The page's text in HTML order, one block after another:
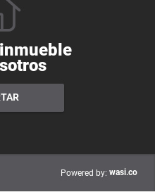
Powered by: wasi.co